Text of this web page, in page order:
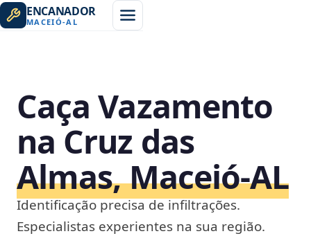
ENCANADOR
MACEIÓ-AL
Caça Vazamento
na Cruz das
Almas, Maceió‑AL
Identificação precisa de infiltrações.
Especialistas experientes na sua região.